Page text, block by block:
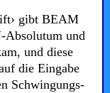
gibt BEAM
Absolutum und
und diese
die Eingabe
Schwingungs-